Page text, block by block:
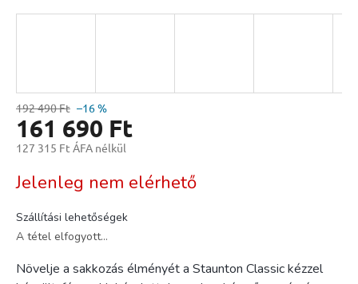
192 490 Ft –16 %
161 690 Ft
127 315 Ft ÁFA nélkül
Jelenleg nem elérhető
Szállítási lehetőségek
A tétel elfogyott…
Növelje a sakkozás élményét a Staunton Classic kézzel